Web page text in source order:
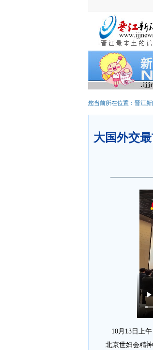
您当前所在位置： 晋江新
大国外交
10月13日上
北京世妇会精